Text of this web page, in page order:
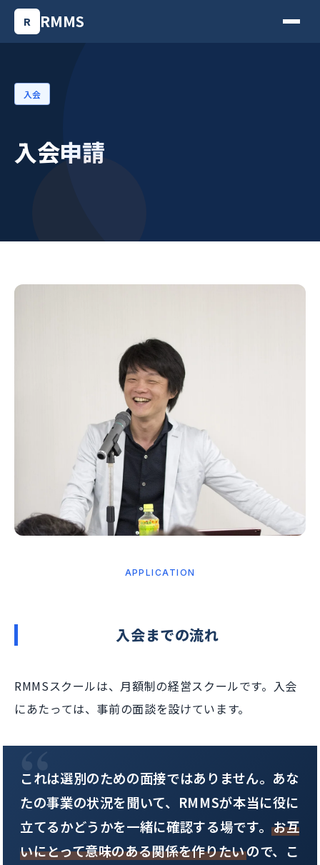
R RMMS
入会
入会申請
APPLICATION
入会までの流れ
RMMSスクールは、月額制の経営スクールです。入会
にあたっては、事前の面談を設けています。
これは選別のための面接ではありません。あな
たの事業の状況を聞いて、RMMSが本当に役に
立てるかどうかを一緒に確認する場です。お互
いにとって意味のある関係を作りたいので、こ